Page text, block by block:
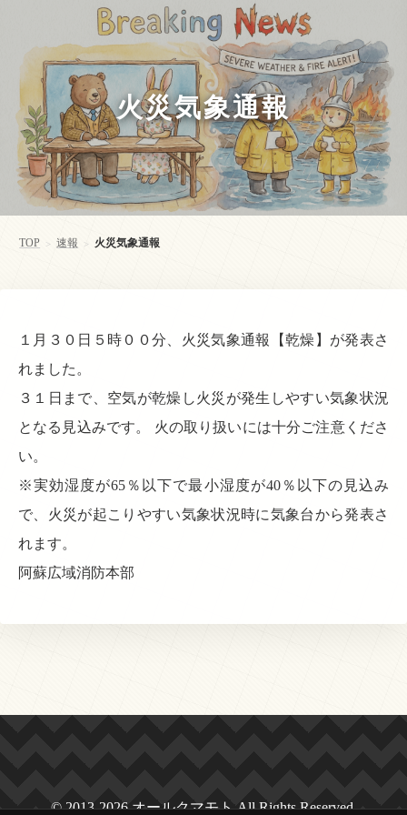
火災気象通報
TOP > 速報 > 火災気象通報
１月３０日５時００分、火災気象通報【乾燥】が発表さ
れました。
３１日まで、空気が乾燥し火災が発生しやすい気象状況
となる見込みです。 火の取り扱いには十分ご注意くださ
い。
※実効湿度が65％以下で最小湿度が40％以下の見込み
で、火災が起こりやすい気象状況時に気象台から発表さ
れます。
阿蘇広域消防本部
© 2013-2026 オールクマモト All Rights Reserved.